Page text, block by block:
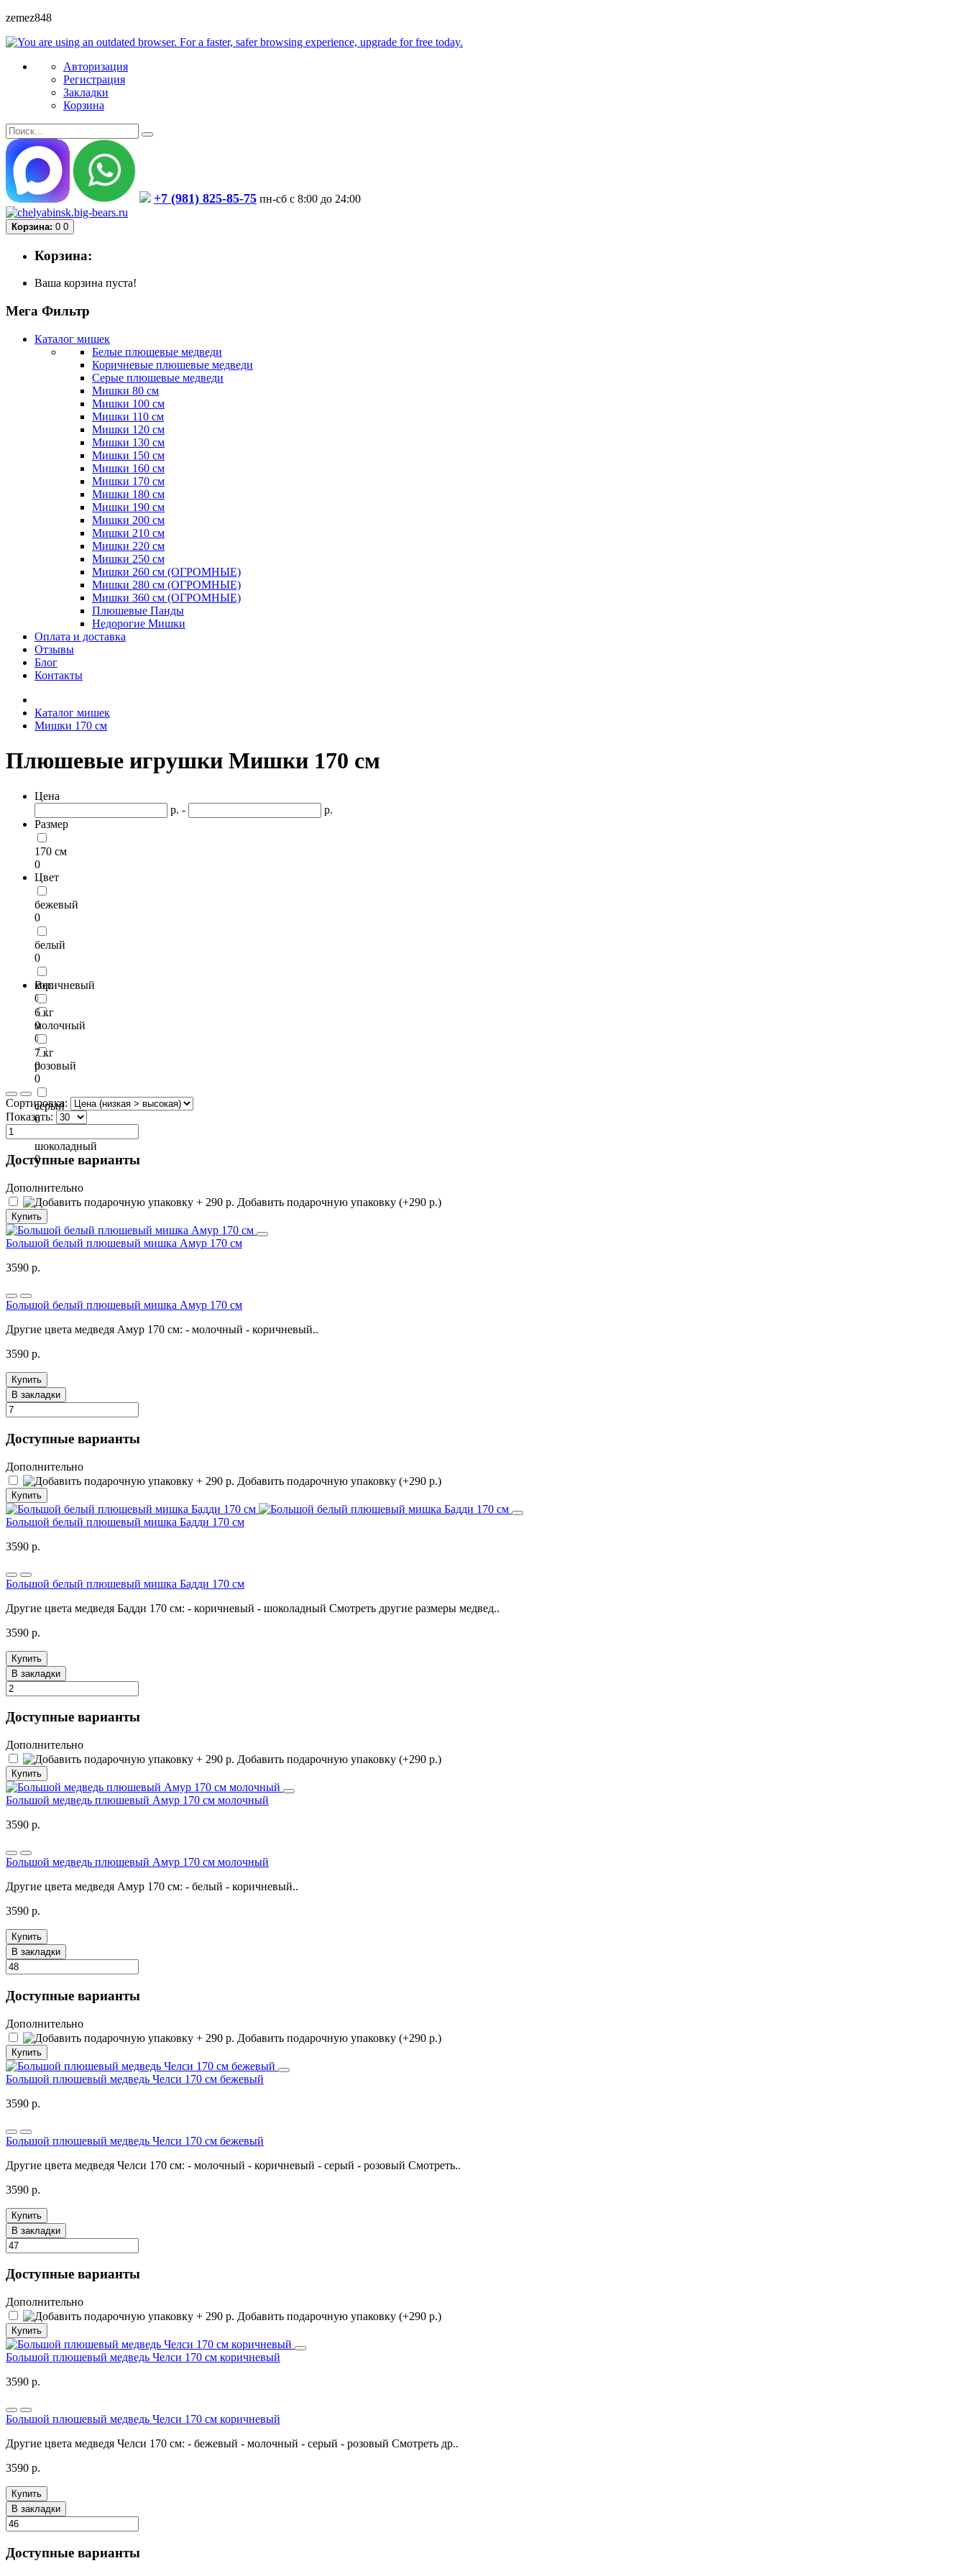
zemez848
Авторизация
Регистрация
Закладки
Корзина
+7 (981) 825-85-75 пн-сб с 8:00 до 24:00
Корзина: 0 0
Корзина:
Ваша корзина пуста!
Мега Фильтр
Каталог мишек
Белые плюшевые медведи
Коричневые плюшевые медведи
Серые плюшевые медведи
Мишки 80 см
Мишки 100 см
Мишки 110 см
Мишки 120 см
Мишки 130 см
Мишки 150 см
Мишки 160 см
Мишки 170 см
Мишки 180 см
Мишки 190 см
Мишки 200 см
Мишки 210 см
Мишки 220 см
Мишки 250 см
Мишки 260 см (ОГРОМНЫЕ)
Мишки 280 см (ОГРОМНЫЕ)
Мишки 360 см (ОГРОМНЫЕ)
Плюшевые Панды
Недорогие Мишки
Оплата и доставка
Отзывы
Блог
Контакты
Каталог мишек
Мишки 170 см
Плюшевые игрушки Мишки 170 см
Цена
р. -
р.
Размер
170 см
0
Цвет
бежевый
0
белый
0
коричневый
0
молочный
0
розовый
0
серый
0
шоколадный
0
Вес
6 кг
0
7 кг
0
Сортировка:
Показать:
Доступные варианты
Дополнительно
Добавить подарочную упаковку (+290 р.)
Купить
Большой белый плюшевый мишка Амур 170 см
3590 р.
Большой белый плюшевый мишка Амур 170 см
Другие цвета медведя Амур 170 см: - молочный - коричневый..
3590 р.
Купить
В закладки
Доступные варианты
Дополнительно
Добавить подарочную упаковку (+290 р.)
Купить
Большой белый плюшевый мишка Бадди 170 см
3590 р.
Большой белый плюшевый мишка Бадди 170 см
Другие цвета медведя Бадди 170 см: - коричневый - шоколадный Смотреть другие размеры медвед..
3590 р.
Купить
В закладки
Доступные варианты
Дополнительно
Добавить подарочную упаковку (+290 р.)
Купить
Большой медведь плюшевый Амур 170 см молочный
3590 р.
Большой медведь плюшевый Амур 170 см молочный
Другие цвета медведя Амур 170 см: - белый - коричневый..
3590 р.
Купить
В закладки
Доступные варианты
Дополнительно
Добавить подарочную упаковку (+290 р.)
Купить
Большой плюшевый медведь Челси 170 см бежевый
3590 р.
Большой плюшевый медведь Челси 170 см бежевый
Другие цвета медведя Челси 170 см: - молочный - коричневый - серый - розовый Смотреть..
3590 р.
Купить
В закладки
Доступные варианты
Дополнительно
Добавить подарочную упаковку (+290 р.)
Купить
Большой плюшевый медведь Челси 170 см коричневый
3590 р.
Большой плюшевый медведь Челси 170 см коричневый
Другие цвета медведя Челси 170 см: - бежевый - молочный - серый - розовый Смотреть др..
3590 р.
Купить
В закладки
Доступные варианты